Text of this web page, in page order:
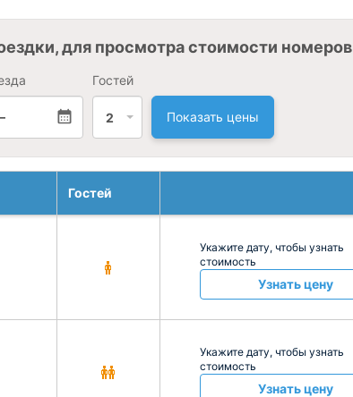
для просмотра стоимости номеров
Гостей
2 Показать цены
Гостей
Укажите дату, чтобы узнать
стоимость
Узнать цену
Укажите дату, чтобы узнать
стоимость
Узнать цену